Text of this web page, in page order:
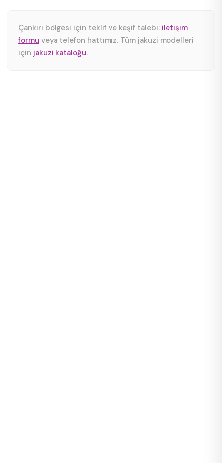
Çankırı bölgesi için teklif ve keşif talebi: iletişim
formu veya telefon hattımız. Tüm jakuzi modelleri
için jakuzi kataloğu.